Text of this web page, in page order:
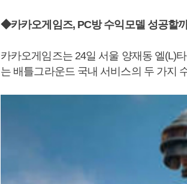
◆카카오게임즈, PC방 수익모델 성공할
카카오게임즈는 24일 서울 양재동 엘(L)
는 배틀그라운드 국내 서비스의 두 가지